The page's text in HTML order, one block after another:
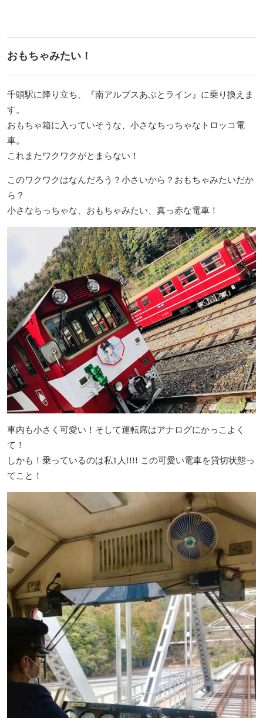
おもちゃみたい！
千頭駅に降り立ち、『南アルプスあぷとライン』に乗り換えま
す。
おもちゃ箱に入っていそうな、小さなちっちゃなトロッコ電
車。
これまたワクワクがとまらない！
このワクワクはなんだろう？小さいから？おもちゃみたいだか
ら？
小さなちっちゃな、おもちゃみたい、真っ赤な電車！
車内も小さく可愛い！そして運転席はアナログにかっこよく
て！
しかも！乗っているのは私1人!!!! この可愛い電車を貸切状態っ
てこと！